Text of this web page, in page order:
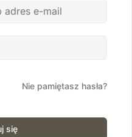
Nie pamiętasz hasła?
się